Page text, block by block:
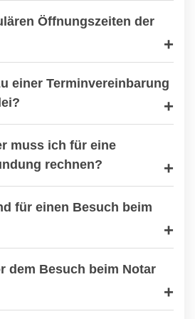
Öffnungszeiten der
einer Terminvereinbarung
muss ich für eine
rechnen?
für einen Besuch beim
dem Besuch beim Notar